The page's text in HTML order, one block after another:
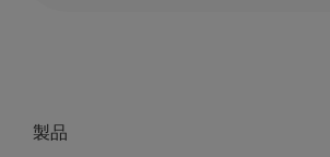
製品